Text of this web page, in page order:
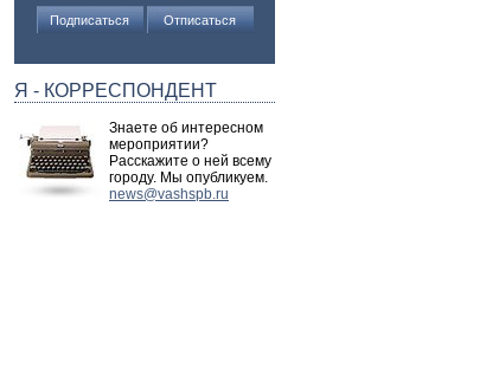
Я - КОРРЕСПОНДЕНТ
Знаете об интересном
мероприятии?
Расскажите о ней всему
городу. Мы опубликуем.
news@vashspb.ru